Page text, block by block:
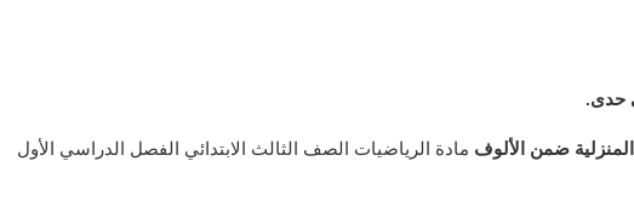
حدى.
المنزلية ضمن الألوف مادة الرياضيات الصف الثالث الابتدائي الفصل الدراسي الأول